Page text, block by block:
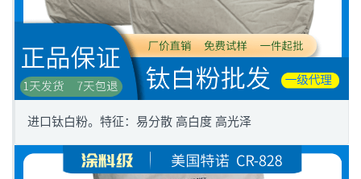
进口钛白粉。特征：易分散 高白度 高光泽